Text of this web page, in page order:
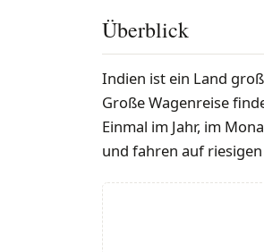
Überblick
Indien ist ein Land
Große Wagenreise
Einmal im Jahr, im
und fahren auf